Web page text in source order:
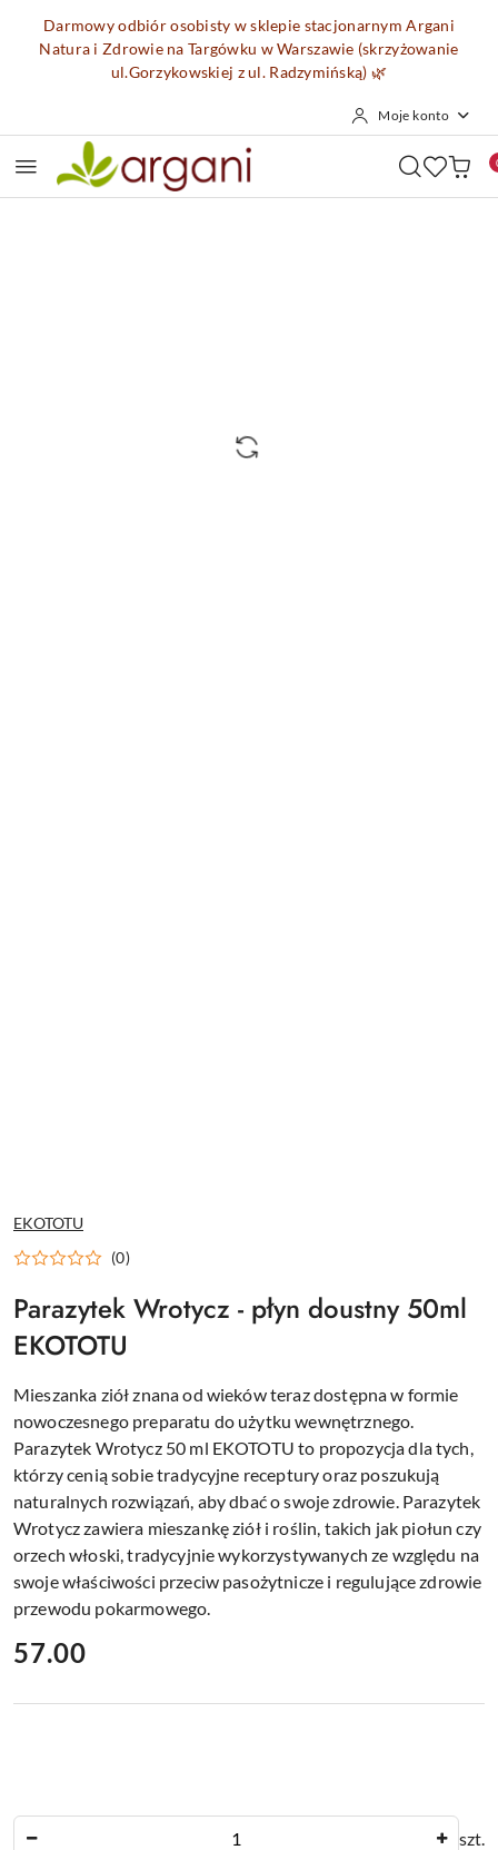
Przejdź do treści głównej
Przejdź do wyszukiwarki
Przejdź do moje konto
Przejdź do menu głównego
Przejdź do opisu produktu
Przejdź do stopki
Darmowy odbiór osobisty w sklepie stacjonarnym Argani
Natura i Zdrowie na Targówku w Warszawie (skrzyżowanie
ul.Gorzykowskiej z ul. Radzymińską) 🌿
Moje konto
NAZWA
PRODUCENTA:
EKOTOTU
(0)
Parazytek Wrotycz - płyn doustny 50ml
EKOTOTU
Mieszanka ziół znana od wieków teraz dostępna w formie
nowoczesnego preparatu do użytku wewnętrznego.
Parazytek Wrotycz 50 ml EKOTOTU to propozycja dla tych,
którzy cenią sobie tradycyjne receptury oraz poszukują
naturalnych rozwiązań, aby dbać o swoje zdrowie. Parazytek
Wrotycz zawiera mieszankę ziół i roślin, takich jak piołun czy
orzech włoski, tradycyjnie wykorzystywanych ze względu na
swoje właściwości przeciw pasożytnicze i regulujące zdrowie
przewodu pokarmowego.
cena:
57.00
szt.